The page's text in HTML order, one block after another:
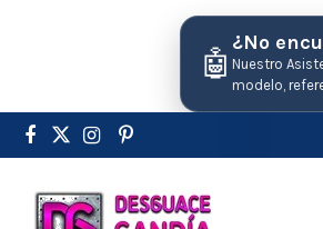
🤖
¿No
Nuestro
modelo,